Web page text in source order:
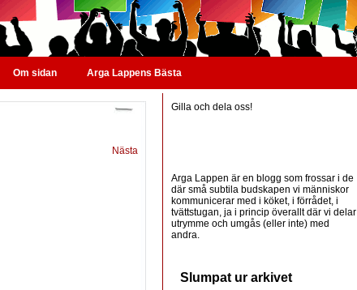
Om sidan Arga Lappens Bästa
Nästa
Gilla och dela oss!
Arga Lappen är en blogg som frossar i de
där små subtila budskapen vi människor
kommunicerar med i köket, i förrådet, i
tvättstugan, ja i princip överallt där vi delar
utrymme och umgås (eller inte) med
andra.
Slumpat ur arkivet